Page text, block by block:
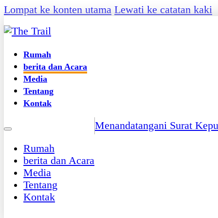
Lompat ke konten utama Lewati ke catatan kaki
Rumah
berita dan Acara
Media
Tentang
Kontak
Rumah
berita dan Acara
Media
Tentang
Kontak
Menandatangani Surat